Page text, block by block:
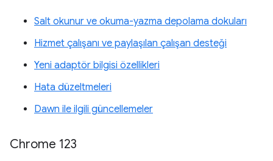
Salt okunur ve okuma-yazma depolama dokuları
Hizmet çalışanı ve paylaşılan çalışan desteği
Yeni adaptör bilgisi özellikleri
Hata düzeltmeleri
Dawn ile ilgili güncellemeler
Chrome 123